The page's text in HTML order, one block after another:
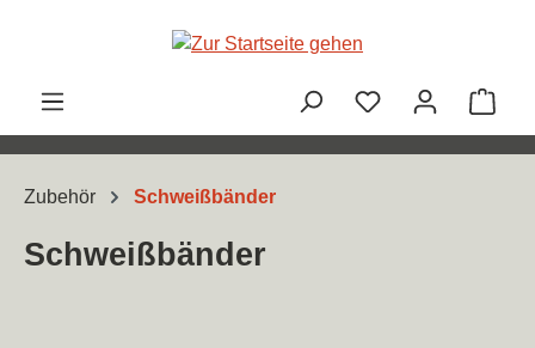
Zum Hauptinhalt springen
Zubehör Schweißbänder
Schweißbänder